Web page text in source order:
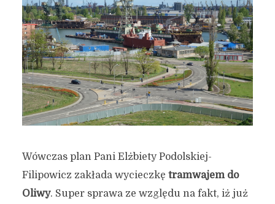
Wówczas plan Pani Elżbiety Podolskiej-
Filipowicz zakłada wycieczkę tramwajem do
Oliwy. Super sprawa ze względu na fakt, iż już